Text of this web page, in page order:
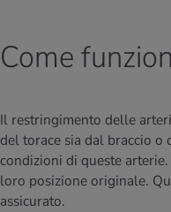
Come
Il restringimento delle
del torace sia dal braccio
condizioni di queste
loro posizione originale.
assicurato.